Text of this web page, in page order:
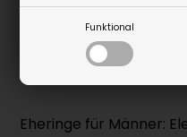
Funktional
Artikel bestellen
Eheringe für Männer: